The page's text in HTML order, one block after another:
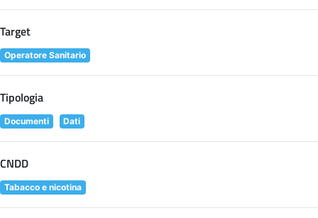
Target
Operatore Sanitario
Tipologia
Documenti Dati
CNDD
Tabacco e nicotina